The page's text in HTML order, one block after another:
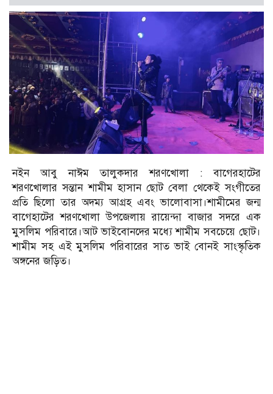
নইন আবু নাঈম তালুকদার শরণখোলা : বাগেরহাটের
শরণখোলার সন্তান শামীম হাসান ছোট বেলা থেকেই সংগীতের
প্রতি ছিলো তার অদম্য আগ্রহ এবং ভালোবাসা।শামীমের জন্ম
বাগেহাটের শরণখোলা উপজেলায় রায়েন্দা বাজার সদরে এক
মুসলিম পরিবারে।আট ভাইবোনদের মধ্যে শামীম সবচেয়ে ছোট।
শামীম সহ এই মুসলিম পরিবারের সাত ভাই বোনই সাংস্কৃতিক
অঙ্গনের জড়িত।